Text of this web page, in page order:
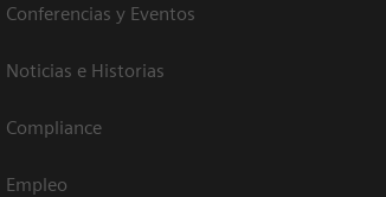
Conferencias y Eventos
Noticias e Historias
Compliance
Empleo